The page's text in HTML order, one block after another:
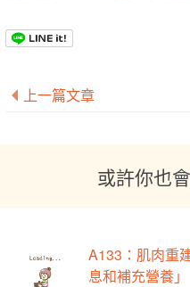
上一篇文章
或許你也
A133：肌肉重
息和補充營養」